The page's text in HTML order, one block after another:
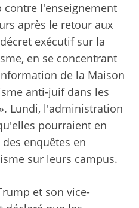
contre l'enseignement
après le retour aux
exécutif sur la
en se concentrant
de la Maison
anti-juif dans les
Lundi, l'administration
pourraient en
enquêtes en
sur leurs campus.
et son vice-